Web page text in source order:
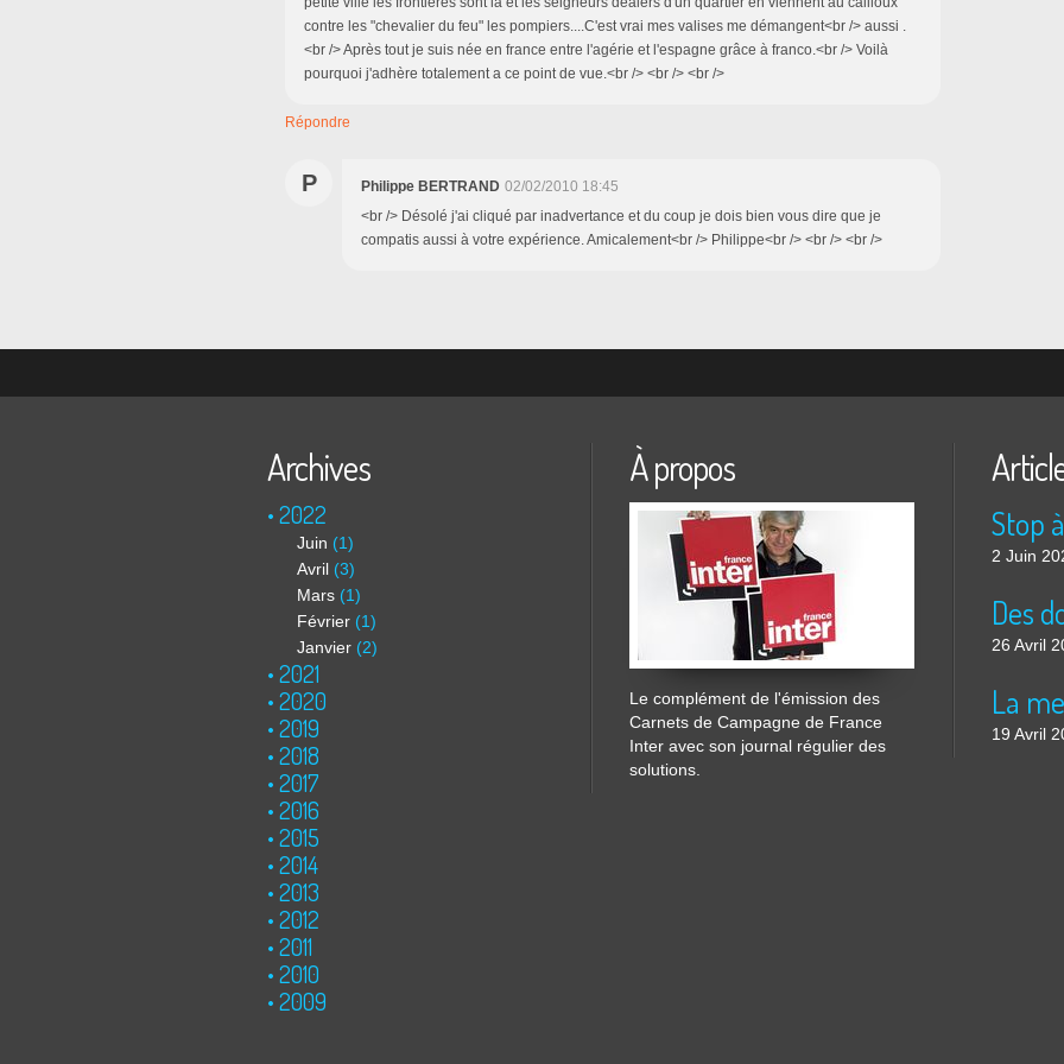
contre les "chevalier du feu" les pompiers....C'est vrai mes valises me démangent<br /> aussi .
<br /> Après tout je suis née en france entre l'agérie et l'espagne grâce à franco.<br /> Voilà
pourquoi j'adhère totalement a ce point de vue.<br /> <br /> <br />
Répondre
P Philippe BERTRAND 02/02/2010 18:45
<br /> Désolé j'ai cliqué par inadvertance et du coup je dois bien vous dire que je
compatis aussi à votre expérience. Amicalement<br /> Philippe<br /> <br /> <br />
Archives
2022
Juin (1)
Avril (3)
Mars (1)
Février (1)
Janvier (2)
2021
2020
2019
2018
2017
2016
2015
2014
2013
2012
2011
2010
2009
À propos
Le complément de l'émission des
Carnets de Campagne de France
Inter avec son journal régulier des
solutions.
2 Juin
26 Avril
19 Avril